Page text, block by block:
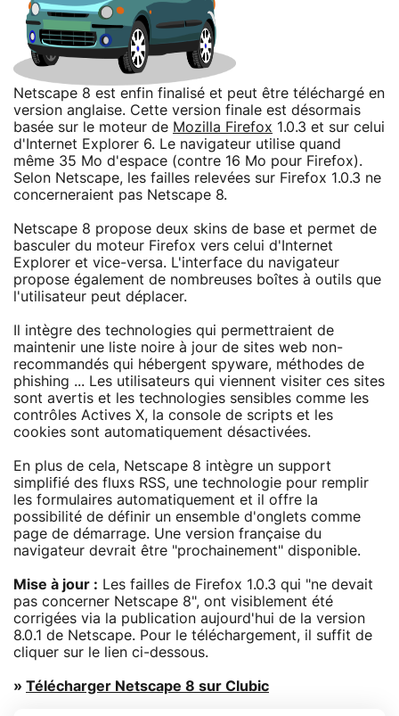
Netscape 8 est enfin finalisé et peut être téléchargé en
version anglaise. Cette version finale est désormais
basée sur le moteur de Mozilla Firefox 1.0.3 et sur celui
d'Internet Explorer 6. Le navigateur utilise quand
même 35 Mo d'espace (contre 16 Mo pour Firefox).
Selon Netscape, les failles relevées sur Firefox 1.0.3 ne
concerneraient pas Netscape 8.
Netscape 8 propose deux skins de base et permet de
basculer du moteur Firefox vers celui d'Internet
Explorer et vice-versa. L'interface du navigateur
propose également de nombreuses boîtes à outils que
l'utilisateur peut déplacer.
Il intègre des technologies qui permettraient de
maintenir une liste noire à jour de sites web non-
recommandés qui hébergent spyware, méthodes de
phishing ... Les utilisateurs qui viennent visiter ces sites
sont avertis et les technologies sensibles comme les
contrôles Actives X, la console de scripts et les
cookies sont automatiquement désactivées.
En plus de cela, Netscape 8 intègre un support
simplifié des fluxs RSS, une technologie pour remplir
les formulaires automatiquement et il offre la
possibilité de définir un ensemble d'onglets comme
page de démarrage. Une version française du
navigateur devrait être "prochainement" disponible.
Mise à jour : Les failles de Firefox 1.0.3 qui "ne devait
pas concerner Netscape 8", ont visiblement été
corrigées via la publication aujourd'hui de la version
8.0.1 de Netscape. Pour le téléchargement, il suffit de
cliquer sur le lien ci-dessous.
» Télécharger Netscape 8 sur Clubic